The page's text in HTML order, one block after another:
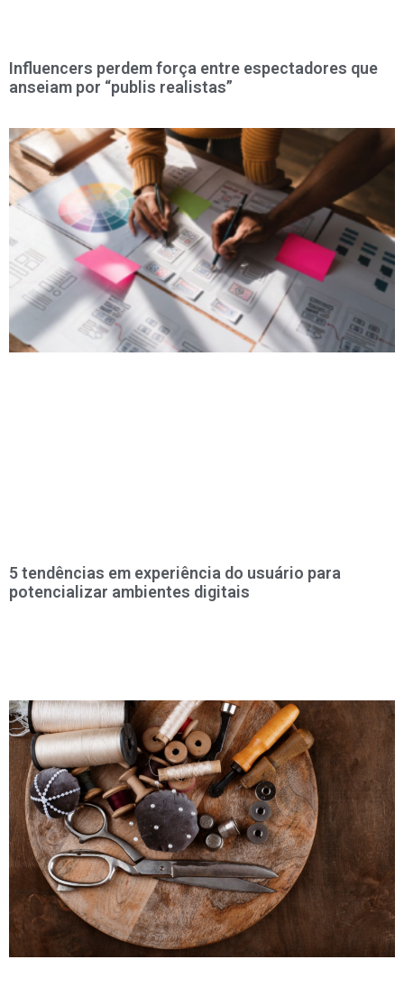
Influencers perdem força entre espectadores que
anseiam por “publis realistas”
5 tendências em experiência do usuário para
potencializar ambientes digitais